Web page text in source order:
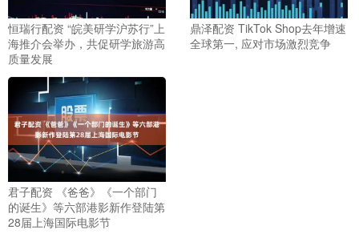
恒瑞行配资 “皖美研学沪苏行”上
海推介会举办，共促研学旅游高
质量发展
鼎泽配资 TikTok Shop去年增速
全球第一, 应对市场激烈竞争
君子配资 《爸爸》《一个部门
的诞生》等六部港影新作登陆第
28届上海国际电影节